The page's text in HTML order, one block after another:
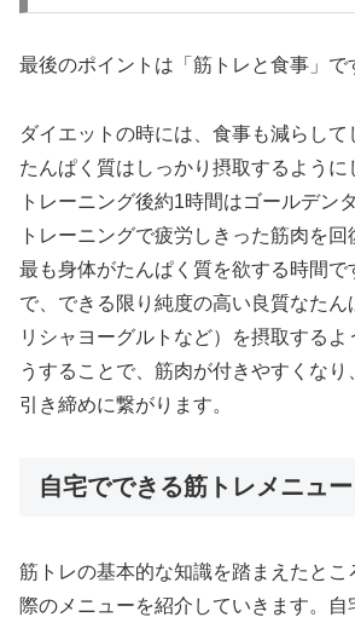
最後のポイントは「筋トレと食事」で
ダイエットの時には、食事も減らして
たんぱく質はしっかり摂取するように
トレーニング後約1時間はゴールデン
トレーニングで疲労しきった筋肉を
最も身体がたんぱく質を欲する時間で
で、できる限り純度の高い良質なた
リシャヨーグルトなど）を摂取する
うすることで、筋肉が付きやすくな
引き締めに繋がります。
自宅でできる筋トレメニュ
筋トレの基本的な知識を踏まえたとこ
際のメニューを紹介していきます。